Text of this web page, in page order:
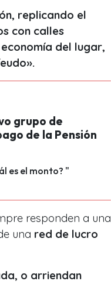
replicando el
con calles
del lugar,
grupo de
de la Pensión
es el monto? "
responden a una
una red de lucro
o arriendan